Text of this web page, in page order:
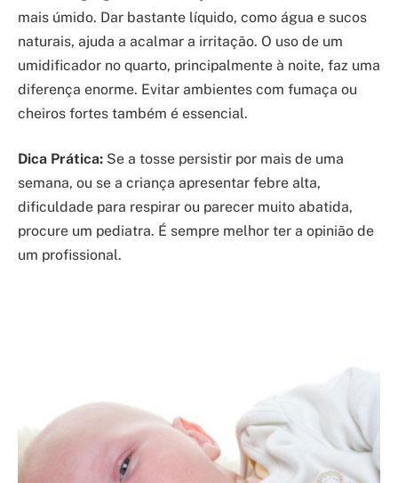
mais úmido. Dar bastante líquido, como água e sucos
naturais, ajuda a acalmar a irritação. O uso de um
umidificador no quarto, principalmente à noite, faz uma
diferença enorme. Evitar ambientes com fumaça ou
cheiros fortes também é essencial.
Dica Prática: Se a tosse persistir por mais de uma
semana, ou se a criança apresentar febre alta,
dificuldade para respirar ou parecer muito abatida,
procure um pediatra. É sempre melhor ter a opinião de
um profissional.